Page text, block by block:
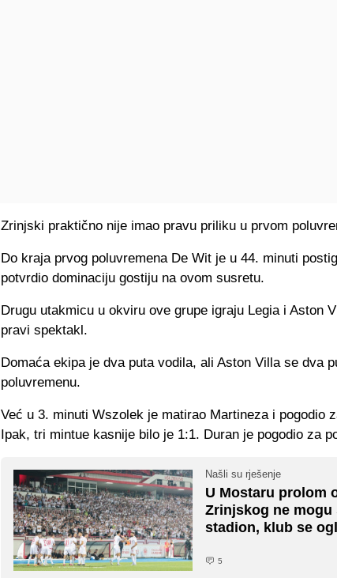
Zrinjski praktično nije imao pravu priliku u prvom
Do kraja prvog poluvremena De Wit je u 44. minuti
potvrdio dominaciju gostiju na ovom susretu.
Drugu utakmicu u okviru ove grupe igraju Legia i Aston
pravi spektakl.
Domaća ekipa je dva puta vodila, ali Aston Villa se dva
poluvremenu.
Već u 3. minuti Wszolek je matirao Martineza i pogodio
Ipak, tri mintue kasnije bilo je 1:1. Duran je pogodio za
Našli su rješenje
U Mostaru prolom
Zrinjskog ne
stadion, klub se
5